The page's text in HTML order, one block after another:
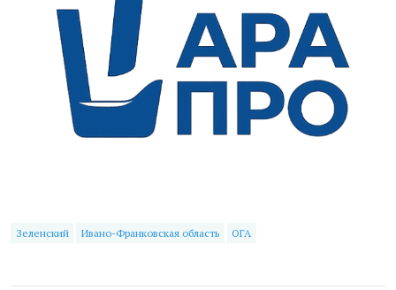
Зеленский Ивано-Франковская область ОГА